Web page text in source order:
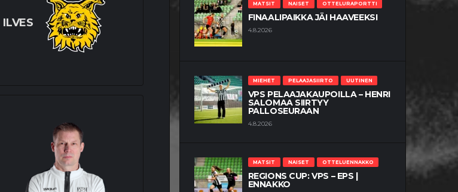
ILVES
MATSIT NAISET OTTELURAPORTTI
FINAALIPAIKKA JÄI HAAVEEKSI
4.8.2026
MIEHET PELAAJASIIRTO UUTINEN
VPS PELAAJAKAUPOILLA – HENRI
SALOMAA SIIRTYY
PALLOSEURAAN
4.8.2026
MATSIT NAISET OTTELUENNAKKO
REGIONS CUP: VPS – EPS |
ENNAKKO